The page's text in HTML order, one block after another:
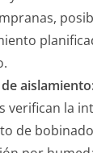
verifican la
de